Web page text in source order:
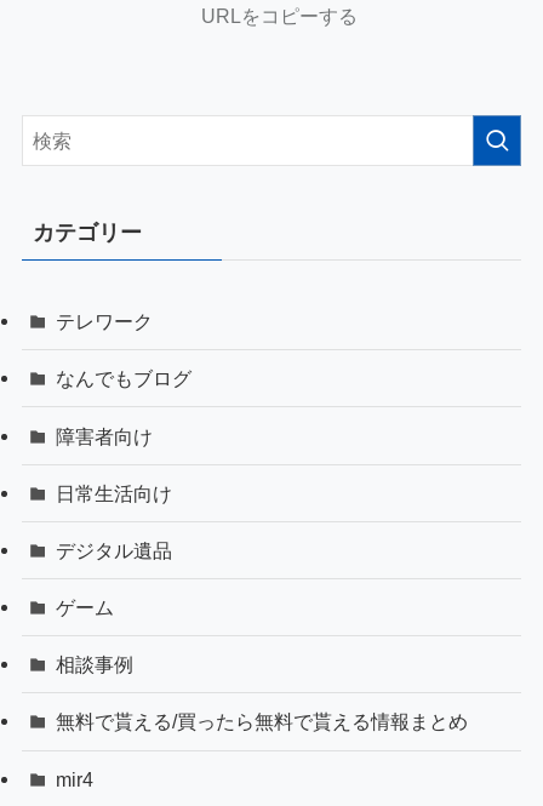
URLをコピーする
カテゴリー
テレワーク
なんでもブログ
障害者向け
日常生活向け
デジタル遺品
ゲーム
相談事例
無料で貰える/買ったら無料で貰える情報まとめ
mir4